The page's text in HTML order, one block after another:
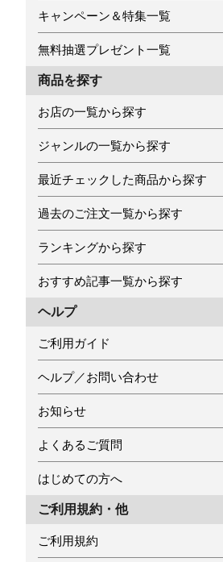
キャンペーン＆特集一覧
無料抽選プレゼント一覧
商品を探す
お店の一覧から探す
ジャンルの一覧から探す
最近チェックした商品から探す
過去のご注文一覧から探す
ランキングから探す
おすすめ記事一覧から探す
ヘルプ
ご利用ガイド
ヘルプ／お問い合わせ
お知らせ
よくあるご質問
はじめての方へ
ご利用規約・他
ご利用規約